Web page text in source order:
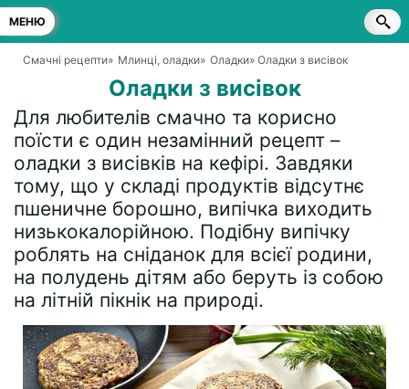
МЕНЮ
Смачні рецепти» Млинці, оладки» Оладки» Оладки з висівок
Оладки з висівок
Для любителів смачно та корисно
поїсти є один незамінний рецепт –
оладки з висівків на кефірі. Завдяки
тому, що у складі продуктів відсутнє
пшеничне борошно, випічка виходить
низькокалорійною. Подібну випічку
роблять на сніданок для всієї родини,
на полудень дітям або беруть із собою
на літній пікнік на природі.